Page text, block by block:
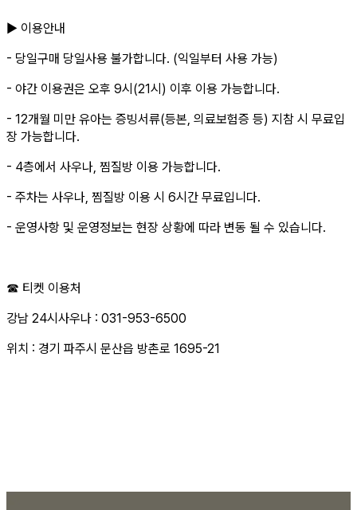
▶ 이용안내
- 당일구매 당일사용 불가합니다. (익일부터 사용 가능)
- 야간 이용권은 오후 9시(21시) 이후 이용 가능합니다.
- 12개월 미만 유아는 증빙서류(등본, 의료보험증 등) 지참 시 무료입
장 가능합니다.
- 4층에서 사우나, 찜질방 이용 가능합니다.
- 주차는 사우나, 찜질방 이용 시 6시간 무료입니다.
- 운영사항 및 운영정보는 현장 상황에 따라 변동 될 수 있습니다.
☎ 티켓 이용처
강남 24시사우나 : 031-953-6500
위치 : 경기 파주시 문산읍 방촌로 1695-21